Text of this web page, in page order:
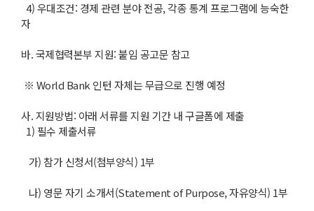
4) 우대조건: 경제 관련 분야 전공, 각종 통계 프로그램에 능숙한
자
바. 국제협력본부 지원: 붙임 공고문 참고
※ World Bank 인턴 자체는 무급으로 진행 예정
사. 지원방법: 아래 서류를 지원 기간 내 구글폼에 제출
1) 필수 제출서류
가) 참가 신청서(첨부양식) 1부
나) 영문 자기 소개서(Statement of Purpose, 자유양식) 1부